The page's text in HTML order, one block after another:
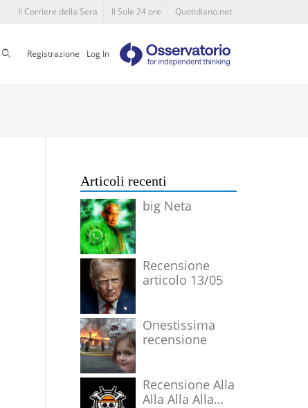
Il Corriere della Sera Il Sole 24 ore Quotidiano.net
CercaRegistrazione Log In
Articoli recenti
big Neta
Recensione
articolo 13/05
Onestissima
recensione
Recensione Alla
Alla Alla Alla